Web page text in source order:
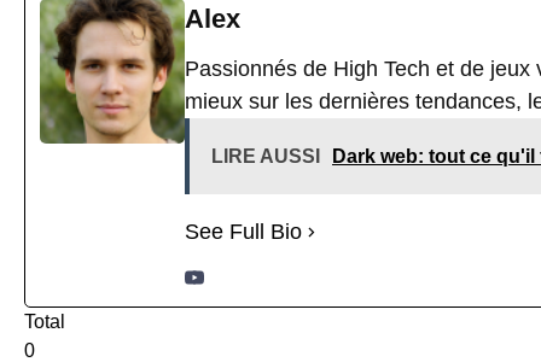
Alex
Passionnés de High Tech et de
mieux sur les dernières tendances,
LIRE AUSSI Dark web: tout ce
See Full Bio
Total
0